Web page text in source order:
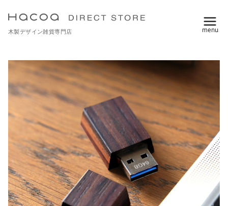
木製デザイン雑貨専門店